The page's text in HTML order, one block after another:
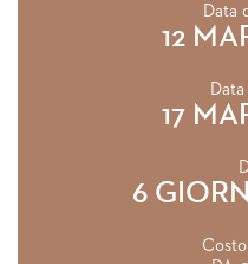
Data
12
17
6